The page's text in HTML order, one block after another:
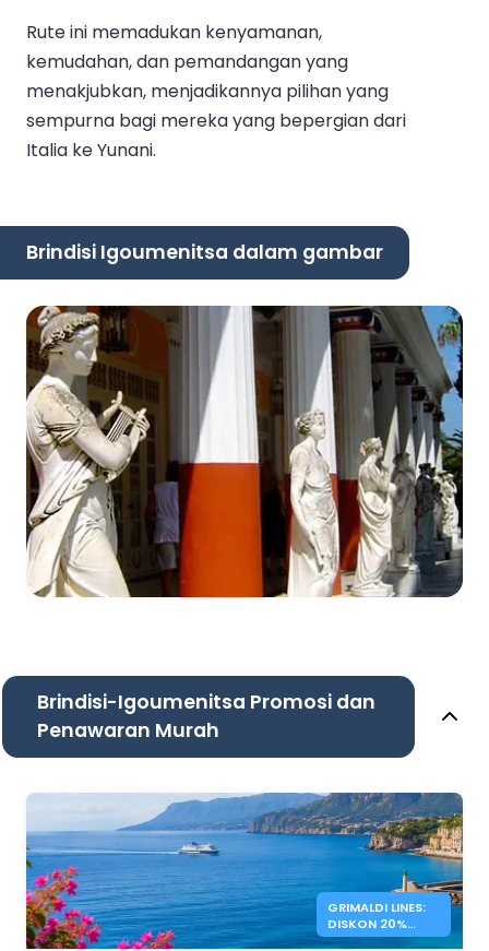
Rute ini memadukan kenyamanan,
kemudahan, dan pemandangan yang
menakjubkan, menjadikannya pilihan yang
sempurna bagi mereka yang bepergian dari
Italia ke Yunani.
Brindisi Igoumenitsa dalam gambar
Brindisi-Igoumenitsa Promosi dan
Penawaran Murah
GRIMALDI LINES:
DISKON 20%
UNTUK FERI ITALIA